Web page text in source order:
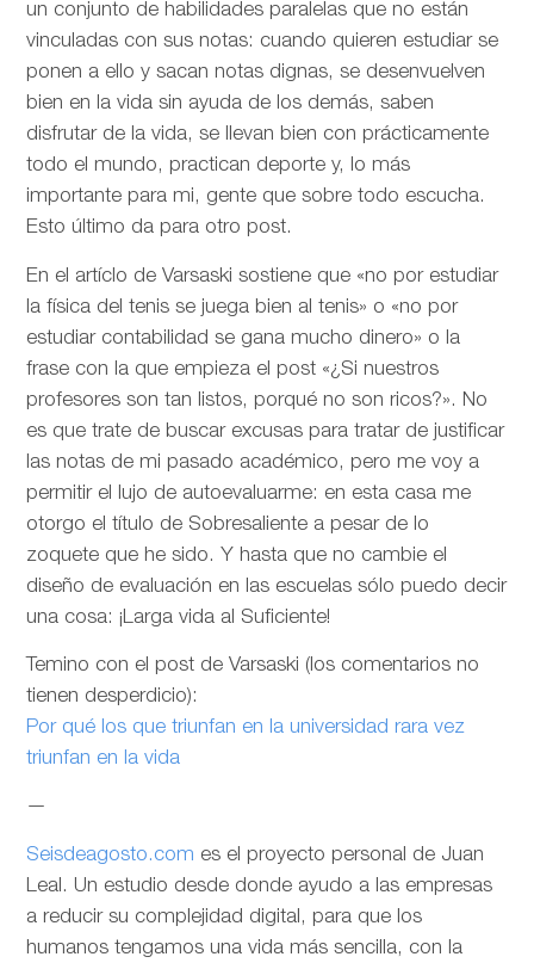
un conjunto de habilidades paralelas que no están
vinculadas con sus notas: cuando quieren estudiar se
ponen a ello y sacan notas dignas, se desenvuelven
bien en la vida sin ayuda de los demás, saben
disfrutar de la vida, se llevan bien con prácticamente
todo el mundo, practican deporte y, lo más
importante para mi, gente que sobre todo escucha.
Esto último da para otro post.
En el artíclo deVarsaski sostiene que «no por estudiar
la física del tenis se juega bien al tenis» o «no por
estudiar contabilidad se gana mucho dinero» o la
frase con la que empieza el post «¿Si nuestros
profesores son tan listos, porqué no son ricos?». No
es que trate de buscar excusas para tratar de justificar
las notas de mi pasado académico, pero me voy a
permitir el lujo de autoevaluarme: en esta casa me
otorgo el título de Sobresaliente a pesar de lo
zoquete que he sido. Y hasta que no cambie el
diseño de evaluación en las escuelas sólo puedo decir
una cosa: ¡Larga vida al Suficiente!
Temino con el post de Varsaski (los comentarios no
tienen desperdicio):
Por qué los que triunfan en la universidad rara vez
triunfan en la vida
—
Seisdeagosto.com es el proyecto personal de Juan
Leal. Un estudio desde donde ayudo a las empresas
a reducir su complejidad digital, para que los
humanos tengamos una vida más sencilla, con la